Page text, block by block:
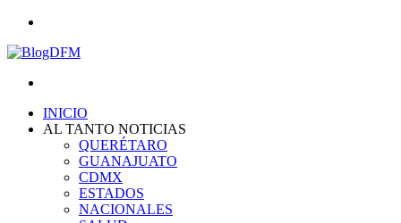
INICIO
AL TANTO NOTICIAS
QUERÉTARO
GUANAJUATO
CDMX
ESTADOS
NACIONALES